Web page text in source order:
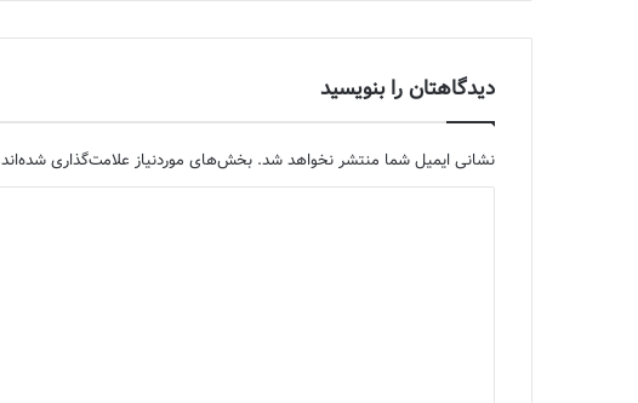
دیدگاهتان را بنویسید
نشانی ایمیل شما منتشر نخواهد شد. بخش‌های موردنیاز علامت‌گذاری شده‌اند